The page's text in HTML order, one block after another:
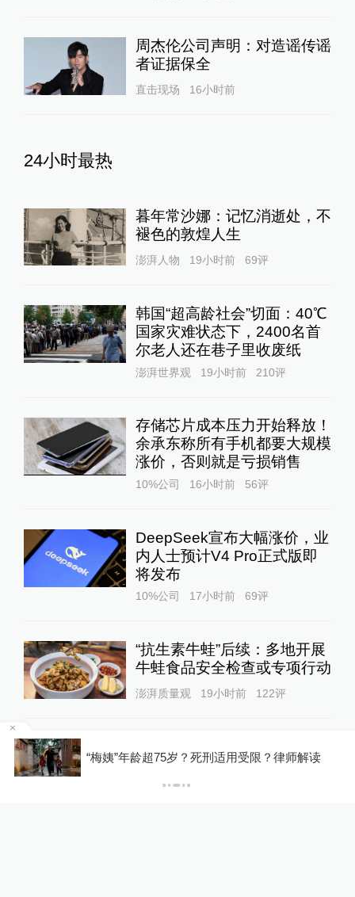
周杰伦公司声明：对造谣传谣
者证据保全
直击现场 16小时前
24小时最热
暮年常沙娜：记忆消逝处，不
褪色的敦煌人生
澎湃人物 19小时前 69评
韩国“超高龄社会”切面：40℃
国家灾难状态下，2400名首
尔老人还在巷子里收废纸
澎湃世界观 19小时前 210评
存储芯片成本压力开始释放！
余承东称所有手机都要大规模
涨价，否则就是亏损销售
10%公司 16小时前 56评
DeepSeek宣布大幅涨价，业
内人士预计V4 Pro正式版即
将发布
10%公司 17小时前 69评
“抗生素牛蛙”后续：多地开展
牛蛙食品安全检查或专项行动
澎湃质量观 19小时前 122评
“梅姨”年龄超75岁？死刑适用受限？律师解读